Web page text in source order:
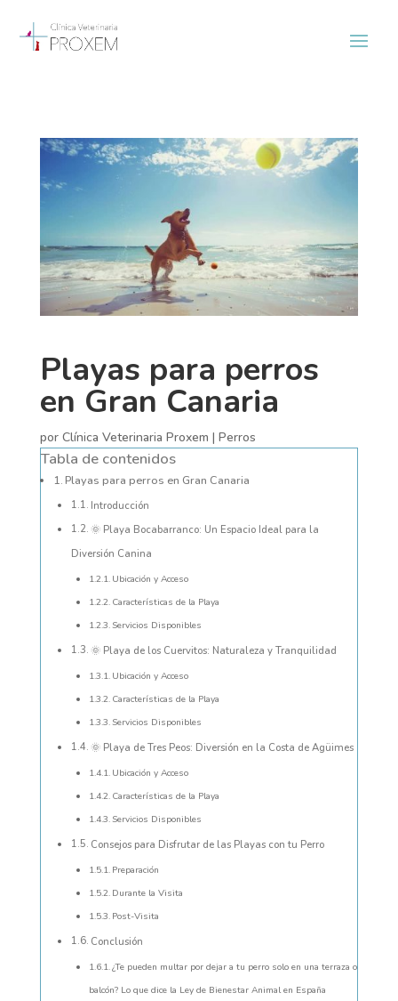
Playas para perros
en Gran Canaria
por Clínica Veterinaria Proxem | Perros
Tabla de contenidos
Playas para perros en Gran Canaria
Introducción
🌞 Playa Bocabarranco: Un Espacio Ideal para la
Diversión Canina
Ubicación y Acceso
Características de la Playa
Servicios Disponibles
🌞 Playa de los Cuervitos: Naturaleza y Tranquilidad
Ubicación y Acceso
Características de la Playa
Servicios Disponibles
🌞 Playa de Tres Peos: Diversión en la Costa de Agüimes
Ubicación y Acceso
Características de la Playa
Servicios Disponibles
Consejos para Disfrutar de las Playas con tu Perro
Preparación
Durante la Visita
Post-Visita
Conclusión
¿Te pueden multar por dejar a tu perro solo en una terraza o
balcón? Lo que dice la Ley de Bienestar Animal en España